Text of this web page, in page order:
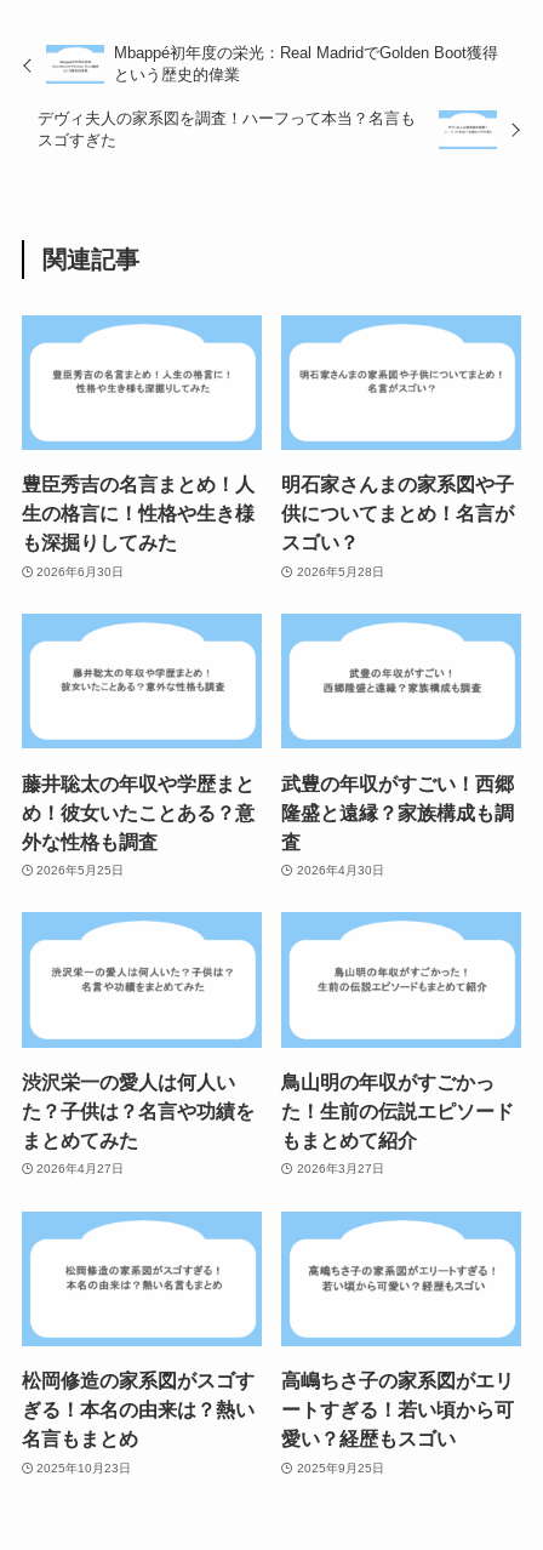
Mbappé初年度の栄光：Real MadridでGolden Boot獲得
という歴史的偉業
デヴィ夫人の家系図を調査！ハーフって本当？名言も
スゴすぎた
関連記事
豊臣秀吉の名言まとめ！人
生の格言に！性格や生き様
も深掘りしてみた
2026年6月30日
明石家さんまの家系図や子
供についてまとめ！名言が
スゴい？
2026年5月28日
藤井聡太の年収や学歴まと
め！彼女いたことある？意
外な性格も調査
2026年5月25日
武豊の年収がすごい！西郷
隆盛と遠縁？家族構成も調
査
2026年4月30日
渋沢栄一の愛人は何人い
た？子供は？名言や功績を
まとめてみた
2026年4月27日
鳥山明の年収がすごかっ
た！生前の伝説エピソード
もまとめて紹介
2026年3月27日
松岡修造の家系図がスゴす
ぎる！本名の由来は？熱い
名言もまとめ
2025年10月23日
高嶋ちさ子の家系図がエリ
ートすぎる！若い頃から可
愛い？経歴もスゴい
2025年9月25日